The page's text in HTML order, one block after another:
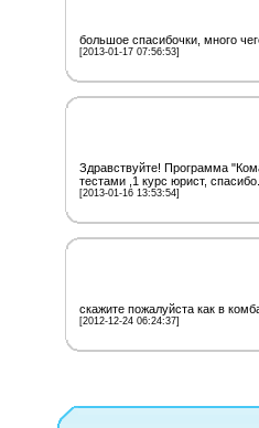
большое спасибочки, много
[2013-01-17 07:56:53]
Здравствуйте! Программа
тестами ,1 курс юрист, спасибо.
[2013-01-16 13:53:54]
скажите пожалуйста как в
[2012-12-24 06:24:37]